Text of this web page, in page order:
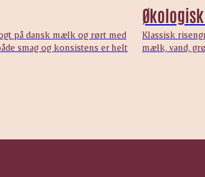
på dansk mælk og rørt med
smag og konsistens er helt
Klassisk
mælk, vand,